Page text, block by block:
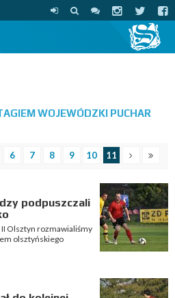
WOJEWÓDZKI PUCHAR
6 7 8 9 10 11
podpuszczali
II Olsztyn rozmawialiśmy
olsztyńskiego